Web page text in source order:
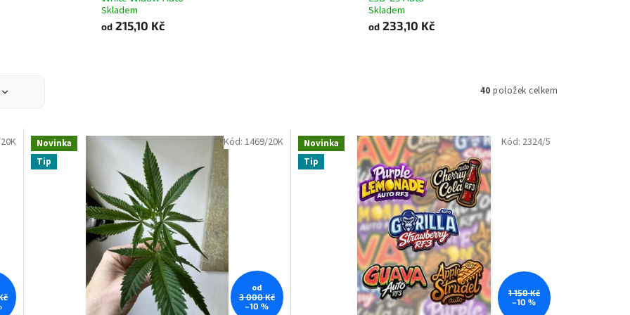
Skladem
od 215,10 Kč
Skladem
od233,10 Kč
40 položek celkem
Novinka
Tip
od
3 000 Kč
–10 %
Kód: 1469/20K
Novinka
Tip
1 150 Kč
–10 %
Kód: 2324/5